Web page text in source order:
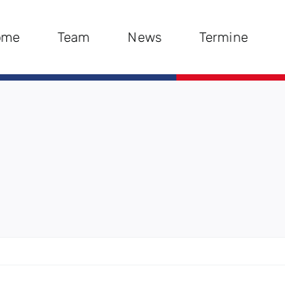
Team News Termine